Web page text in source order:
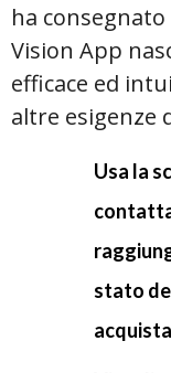
ha
Vision App
efficace ed
altre esigenze
Usa la
stato